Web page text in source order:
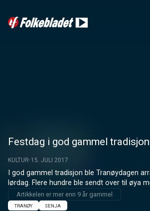
Festdag i god gammel tradisjon
KULTUR 15. JULI 2017
I god gammel tradisjon ble Tranøydagen
lørdag. Flere hundre ble sendt over til øya
Artikkelen er mer enn 9 år gammel
TRANØY SENJA